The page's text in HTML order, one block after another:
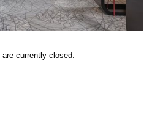
currently closed.